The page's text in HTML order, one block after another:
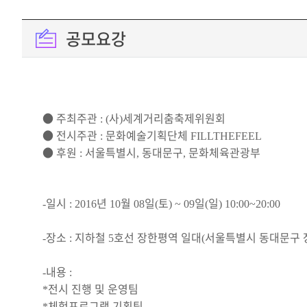
공모요강
● 주최주관 : (사)세계거리춤축제위원회
● 전시주관 : 문화예술기획단체 FILLTHEFEEL
● 후원 : 서울특별시, 동대문구, 문화체육관광부
-일시 : 2016년 10월 08일(토) ~ 09일(일) 10:00~20:00
-장소 : 지하철 5호선 장한평역 일대(서울특별시 동대문구
-내용 :
*전시 진행 및 운영팀